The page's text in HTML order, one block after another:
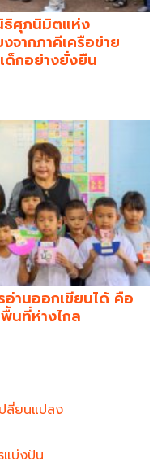
ธิศุภนิมิตแห่ง
จากภาคีเครือข่าย
ด็กอย่างยั่งยืน
อ่านออกเขียนได้ คือ
นที่ห่างไกล
ลี่ยนแปลง
แบ่งปัน